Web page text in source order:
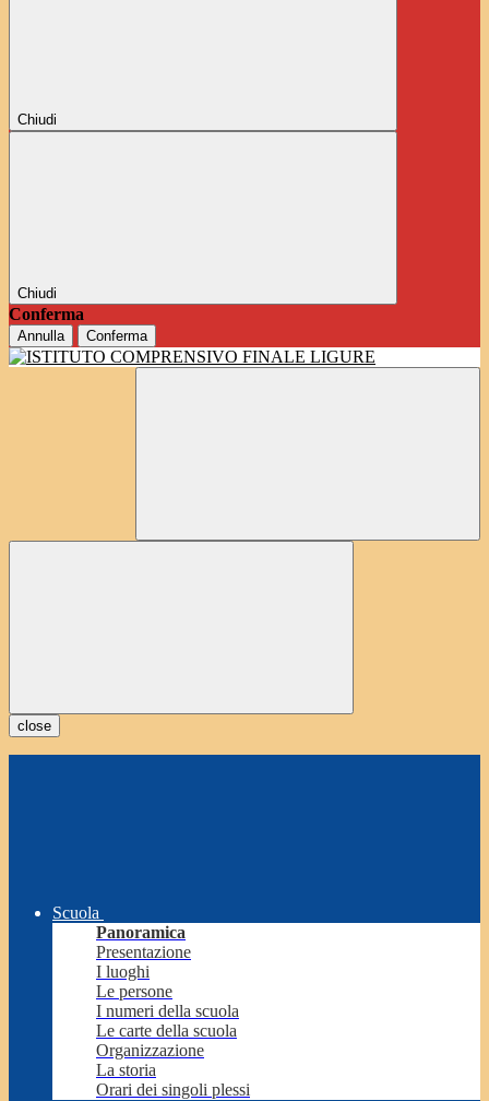
Chiudi
Chiudi
Conferma
Annulla Conferma
close
Scuola
Panoramica
Presentazione
I luoghi
Le persone
I numeri della scuola
Le carte della scuola
Organizzazione
La storia
Orari dei singoli plessi